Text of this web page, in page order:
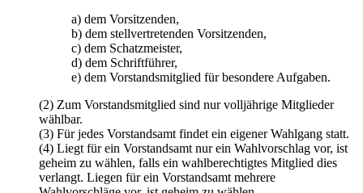
a) dem Vorsitzenden,
b) dem stellvertretenden Vorsitzenden,
c) dem Schatzmeister,
d) dem Schriftführer,
e) dem Vorstandsmitglied für besondere Aufgaben.
(2) Zum Vorstandsmitglied sind nur volljährige Mitglieder
wählbar.
(3) Für jedes Vorstandsamt findet ein eigener Wahlgang statt.
(4) Liegt für ein Vorstandsamt nur ein Wahlvorschlag vor, ist
geheim zu wählen, falls ein wahlberechtigtes Mitglied dies
verlangt. Liegen für ein Vorstandsamt mehrere